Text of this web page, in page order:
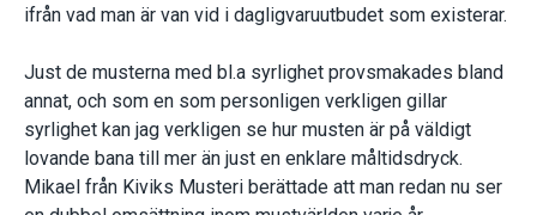
ifrån vad man är van vid i dagligvaruutbudet som existerar.
Just de musterna med bl.a syrlighet provsmakades bland
annat, och som en som personligen verkligen gillar
syrlighet kan jag verkligen se hur musten är på väldigt
lovande bana till mer än just en enklare måltidsdryck.
Mikael från Kiviks Musteri berättade att man redan nu ser